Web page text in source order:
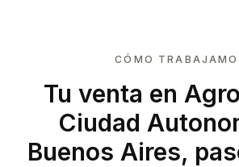
CÓMO
Tu venta en
Ciudad
Buenos Aires,